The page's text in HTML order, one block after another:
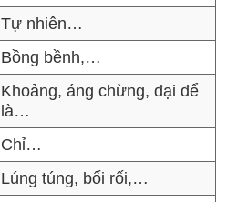
Tự nhiên…
Bồng bềnh,…
Khoảng, áng chừng, đại để
là…
Chỉ…
Lúng túng, bối rối,…